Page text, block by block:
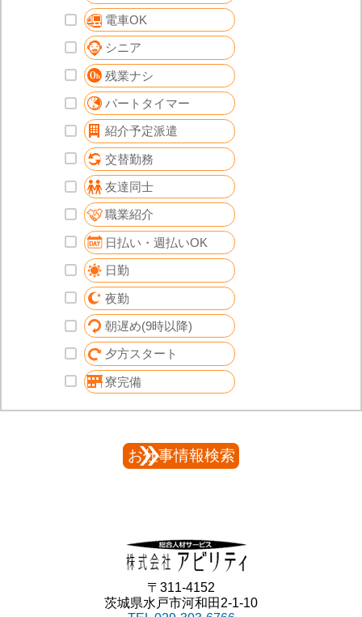
電車OK
シニア
残業ナシ
パートタイマー
紹介予定派遣
交替勤務
友達同士
職業紹介
日払い・週払いOK
日勤
夜勤
朝遅め(9時以降)
夕方スタート
寮完備
〒311-4152
茨城県水戸市河和田2-1-10